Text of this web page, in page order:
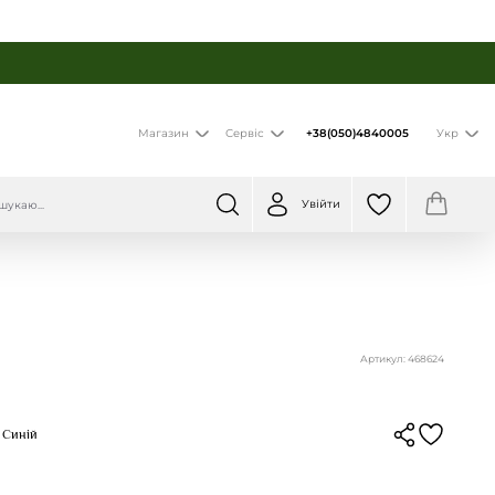
Магазин Сервіс +38(050)4840005 Укр
Увійти
Артикул: 468624